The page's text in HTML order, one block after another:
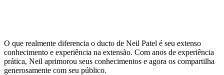
O que realmente diferencia o ducto de Neil Patel é seu extenso
conhecimento e experiência na extensão. Com anos de experiência
prática, Neil aprimorou seus conhecimentos e agora os compartilha
generosamente com seu público.